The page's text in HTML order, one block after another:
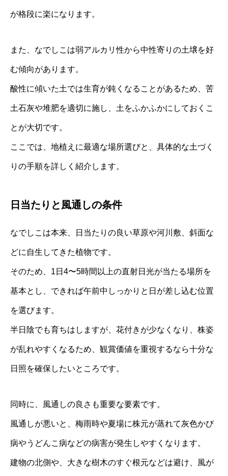
が格段に楽になります。
また、なでしこは弱アルカリ性から中性寄りの土壌を好
む傾向があります。
酸性に傾いた土では生育が鈍くなることがあるため、苦
土石灰や堆肥を適切に施し、土をふかふかにしておくこ
とが大切です。
ここでは、地植えに最適な場所選びと、具体的な土づく
りの手順を詳しく紹介します。
日当たりと風通しの条件
なでしこは本来、日当たりの良い草原や河川敷、斜面な
どに自生してきた植物です。
そのため、1日4〜5時間以上の直射日光が当たる場所を
基本とし、できれば午前中しっかりと日が差し込む位置
を選びます。
半日陰でも育ちはしますが、花付きが少なくなり、株姿
が乱れやすくなるため、観賞価値を重視するなら十分な
日照を確保したいところです。
同時に、風通しの良さも重要な要素です。
風通しが悪いと、梅雨時や夏場に株元が蒸れて灰色かび
病やうどんこ病などの病害が発生しやすくなります。
建物の北側や、大きな樹木のすぐ根元などは避け、風が